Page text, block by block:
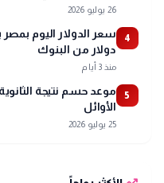
26 يوليو 2026
4
دولار من البنوك
منذ 3 أيام
5
الأوائل
25 يوليو 2026